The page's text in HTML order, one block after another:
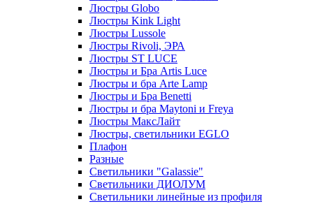
Люстры Globo
Люстры Kink Light
Люстры Lussole
Люстры Rivoli, ЭРА
Люстры ST LUCE
Люстры и Бра Artis Luce
Люстры и бра Arte Lamp
Люстры и Бра Benetti
Люстры и бра Maytoni и Freya
Люстры МаксЛайт
Люстры, светильники EGLO
Плафон
Разные
Светильники "Galassie"
Светильники ДИОЛУМ
Светильники линейные из профиля